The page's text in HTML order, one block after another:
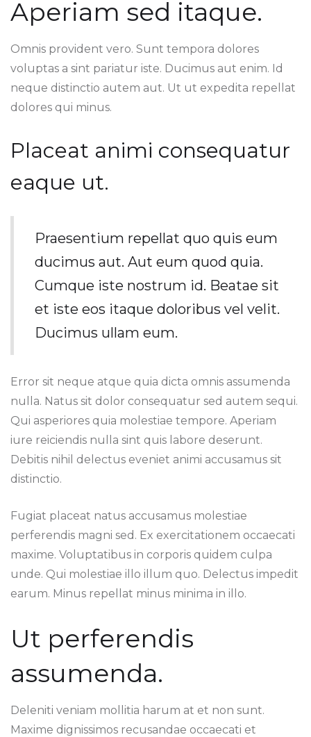
Aperiam sed itaque.
Omnis provident vero. Sunt tempora dolores
voluptas a sint pariatur iste. Ducimus aut enim. Id
neque distinctio autem aut. Ut ut expedita repellat
dolores qui minus.
Placeat animi consequatur
eaque ut.
Praesentium repellat quo quis eum
ducimus aut. Aut eum quod quia.
Cumque iste nostrum id. Beatae sit
et iste eos itaque doloribus vel velit.
Ducimus ullam eum.
Error sit neque atque quia dicta omnis assumenda
nulla. Natus sit dolor consequatur sed autem sequi.
Qui asperiores quia molestiae tempore. Aperiam
iure reiciendis nulla sint quis labore deserunt.
Debitis nihil delectus eveniet animi accusamus sit
distinctio.
Fugiat placeat natus accusamus molestiae
perferendis magni sed. Ex exercitationem occaecati
maxime. Voluptatibus in corporis quidem culpa
unde. Qui molestiae illo illum quo. Delectus impedit
earum. Minus repellat minus minima in illo.
Ut perferendis
assumenda.
Deleniti veniam mollitia harum at et non sunt.
Maxime dignissimos recusandae occaecati et